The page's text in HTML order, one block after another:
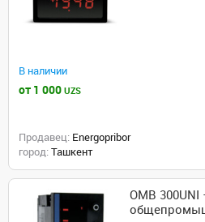
В наличии
от 1 000 UZS
Продавец: Energopribor
город: Ташкент
OMB